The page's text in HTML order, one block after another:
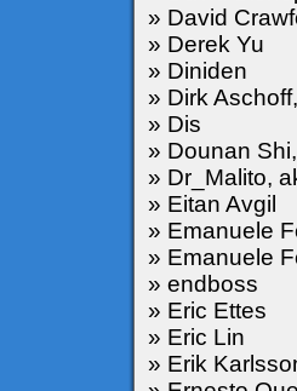
» David
» Derek Yu
» Diniden
» Dirk
» Dis
» Dounan
» Dr_Malito,
» Eitan Avgil
» Emanuele
» Emanuele
» endboss
» Eric Ettes
» Eric Lin
» Erik